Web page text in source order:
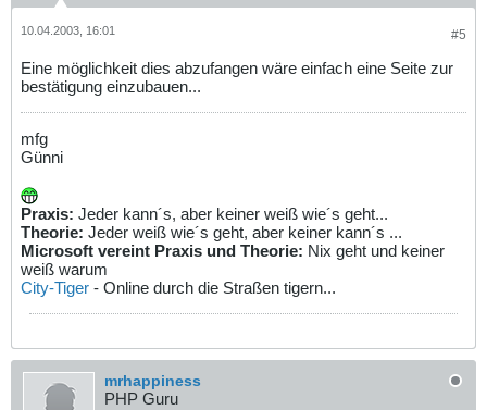
#5
10.04.2003, 16:01
Eine möglichkeit dies abzufangen wäre einfach eine Seite zur
bestätigung einzubauen...
mfg
Günni
Praxis: Jeder kann´s, aber keiner weiß wie´s geht...
Theorie: Jeder weiß wie´s geht, aber keiner kann´s ...
Microsoft vereint Praxis und Theorie: Nix geht und keiner
weiß warum
City-Tiger - Online durch die Straßen tigern...
mrhappiness
PHP Guru